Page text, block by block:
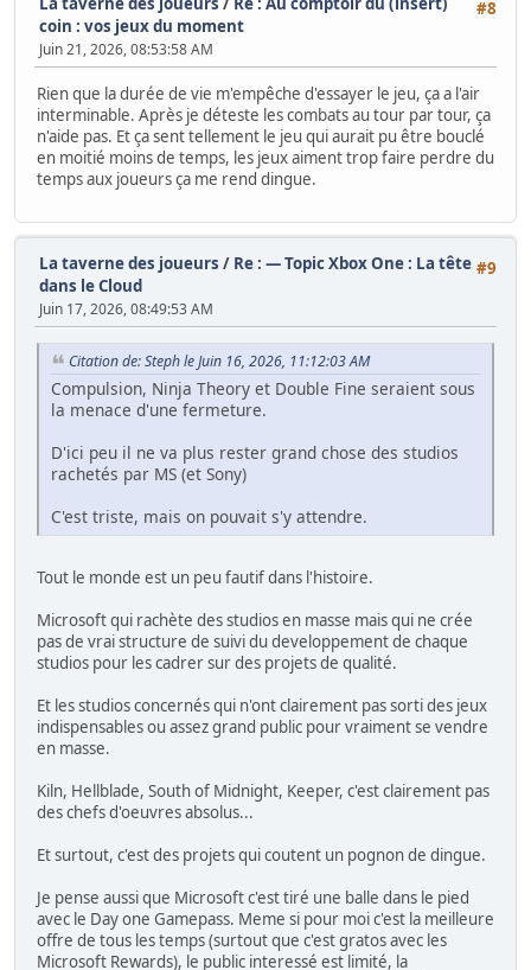
#8
coin : vos jeux du moment
Juin 21, 2026, 08:53:58 AM
Rien que la durée de vie m'empêche d'essayer le jeu, ça a l'air
interminable. Après je déteste les combats au tour par tour, ça
n'aide pas. Et ça sent tellement le jeu qui aurait pu être bouclé
en moitié moins de temps, les jeux aiment trop faire perdre du
temps aux joueurs ça me rend dingue.
#9
La taverne des joueurs / Re : — Topic Xbox One : La tête
dans le Cloud
Juin 17, 2026, 08:49:53 AM
Citation de: Steph le Juin 16, 2026, 11:12:03 AM
Compulsion, Ninja Theory et Double Fine seraient sous
la menace d'une fermeture.
D'ici peu il ne va plus rester grand chose des studios
rachetés par MS (et Sony)
C'est triste, mais on pouvait s'y attendre.
Tout le monde est un peu fautif dans l'histoire.
Microsoft qui rachète des studios en masse mais qui ne crée
pas de vrai structure de suivi du developpement de chaque
studios pour les cadrer sur des projets de qualité.
Et les studios concernés qui n'ont clairement pas sorti des jeux
indispensables ou assez grand public pour vraiment se vendre
en masse.
Kiln, Hellblade, South of Midnight, Keeper, c'est clairement pas
des chefs d'oeuvres absolus...
Et surtout, c'est des projets qui coutent un pognon de dingue.
Je pense aussi que Microsoft c'est tiré une balle dans le pied
avec le Day one Gamepass. Meme si pour moi c'est la meilleure
offre de tous les temps (surtout que c'est gratos avec les
Microsoft Rewards), le public interessé est limité, la